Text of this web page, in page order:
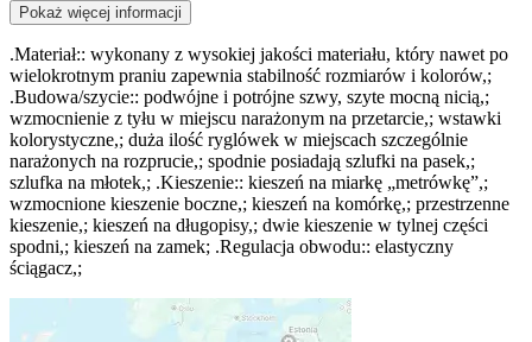
Pokaż więcej informacji
.Materiał:: wykonany z wysokiej jakości materiału, który nawet po
wielokrotnym praniu zapewnia stabilność rozmiarów i kolorów,;
.Budowa/szycie:: podwójne i potrójne szwy, szyte mocną nicią,;
wzmocnienie z tyłu w miejscu narażonym na przetarcie,; wstawki
kolorystyczne,; duża ilość ryglówek w miejscach szczególnie
narażonych na rozprucie,; spodnie posiadają szlufki na pasek,;
szlufka na młotek,; .Kieszenie:: kieszeń na miarkę „metrówkę”,;
wzmocnione kieszenie boczne,; kieszeń na komórkę,; przestrzenne
kieszenie,; kieszeń na długopisy,; dwie kieszenie w tylnej części
spodni,; kieszeń na zamek; .Regulacja obwodu:: elastyczny
ściągacz,;